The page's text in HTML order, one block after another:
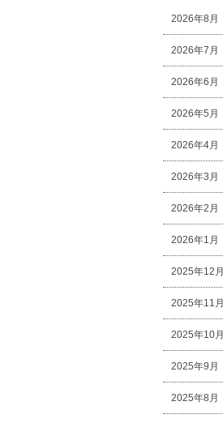
2026年8月
2026年7月
2026年6月
2026年5月
2026年4月
2026年3月
2026年2月
2026年1月
2025年12月
2025年11月
2025年10月
2025年9月
2025年8月